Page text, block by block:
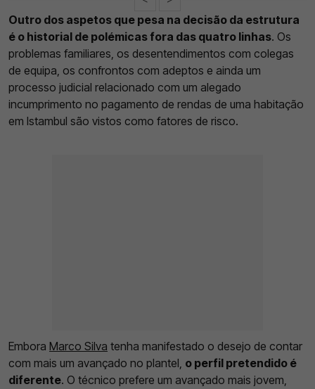
Outro dos aspetos que pesa na decisão da estrutura
é o historial de polémicas fora das quatro linhas. Os
problemas familiares, os desentendimentos com colegas
de equipa, os confrontos com adeptos e ainda um
processo judicial relacionado com um alegado
incumprimento no pagamento de rendas de uma habitação
em Istambul são vistos como fatores de risco.
Embora Marco Silva tenha manifestado o desejo de contar
com mais um avançado no plantel, o perfil pretendido é
diferente. O técnico prefere um avançado mais jovem,